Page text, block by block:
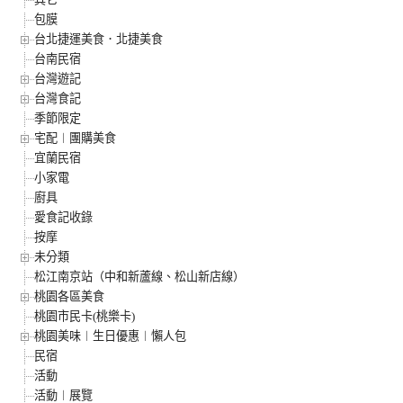
包膜
台北捷運美食．北捷美食
台南民宿
台灣遊記
台灣食記
季節限定
宅配︱團購美食
宜蘭民宿
小家電
廚具
愛食記收錄
按摩
未分類
松江南京站（中和新蘆線、松山新店線）
桃園各區美食
桃園市民卡(桃樂卡)
桃園美味︱生日優惠︱懶人包
民宿
活動
活動︱展覽